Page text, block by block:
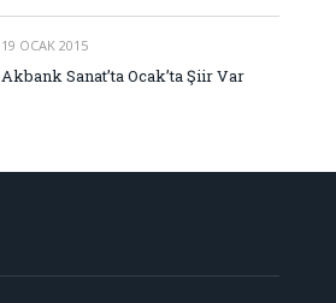
19 OCAK 2015
Akbank Sanat’ta Ocak’ta Şiir Var